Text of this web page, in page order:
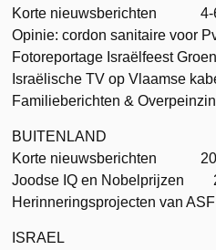
Korte nieuwsberichten 4-
Opinie: cordon sanitaire voor
Fotoreportage Israëlfeest
Israëlische TV op Vlaamse
Familieberichten &
BUITENLAND
Korte nieuwsberichten
Joodse IQ en Nobelprijzen
Herinneringsprojecten van
ISRAEL